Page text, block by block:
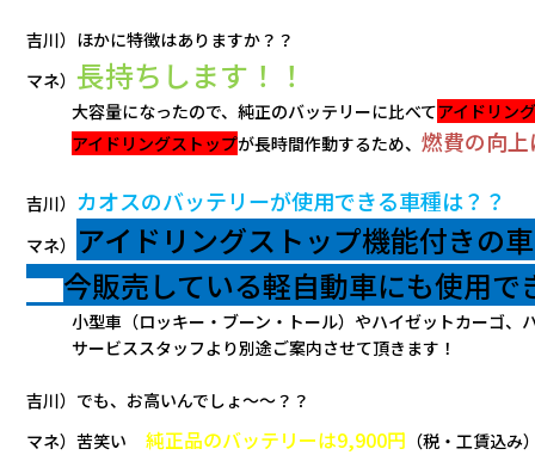
吉川）ほかに特徴はありますか？？
マネ）長持ちします！！
大容量になったので、純正のバッテリーに比べてアイドリン
アイドリングストップが長時間作動するため、燃費の向
吉川） カオスのバッテリーが使用できる車種は？？
マネ） アイドリングストップ機能付きの
今販売している軽自動車にも使用で
小型車（ロッキー・ブーン・トール）やハイゼットカーゴ、
サービススタッフより別途ご案内させて頂きます！
吉川）でも、お高いんでしょ～～？？
マネ）苦笑い
純正品のバッテリーは9,900円 （税・工賃込み